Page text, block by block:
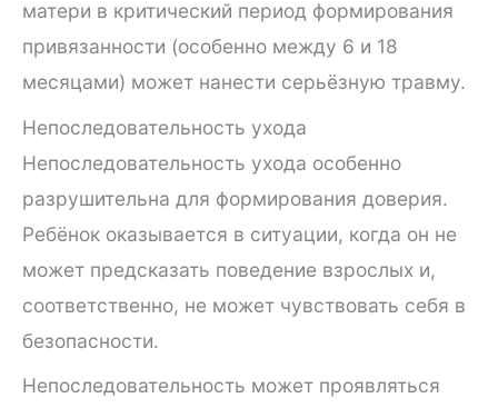
матери в критический период формирования
привязанности (особенно между 6 и 18
месяцами) может нанести серьёзную травму.
Непоследовательность ухода
Непоследовательность ухода особенно
разрушительна для формирования доверия.
Ребёнок оказывается в ситуации, когда он не
может предсказать поведение взрослых и,
соответственно, не может чувствовать себя в
безопасности.
Непоследовательность может проявляться